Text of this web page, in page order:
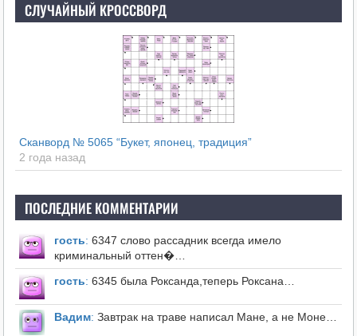
СЛУЧАЙНЫЙ КРОССВОРД
Сканворд № 5065 “Букет, японец, традиция”
2 года назад
ПОСЛЕДНИЕ КОММЕНТАРИИ
гость: 6347 слово рассадник всегда имело
криминальный оттен�…
гость: 6345 была Роксанда,теперь Роксана…
Вадим: Завтрак на траве написал Мане, а не Моне…